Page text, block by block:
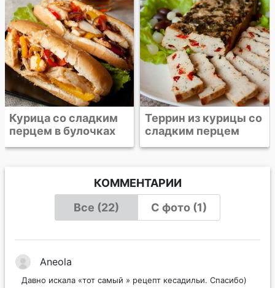
Террин из курицы со
сладким перцем
КОММЕНТАРИИ
Все (22)
С фото (1)
Aneola
Давно искала «тот самый » рецепт кесадильи. Спасибо)